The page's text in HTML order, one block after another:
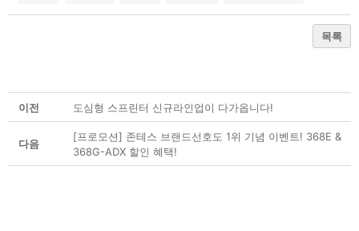
목록
이전 도심형 스프린터 신규라인업이 다가옵니다!
다음
[프로모션] 존테스 브랜드선호도 1위 기념 이벤트! 368E &
368G-ADX 할인 혜택!